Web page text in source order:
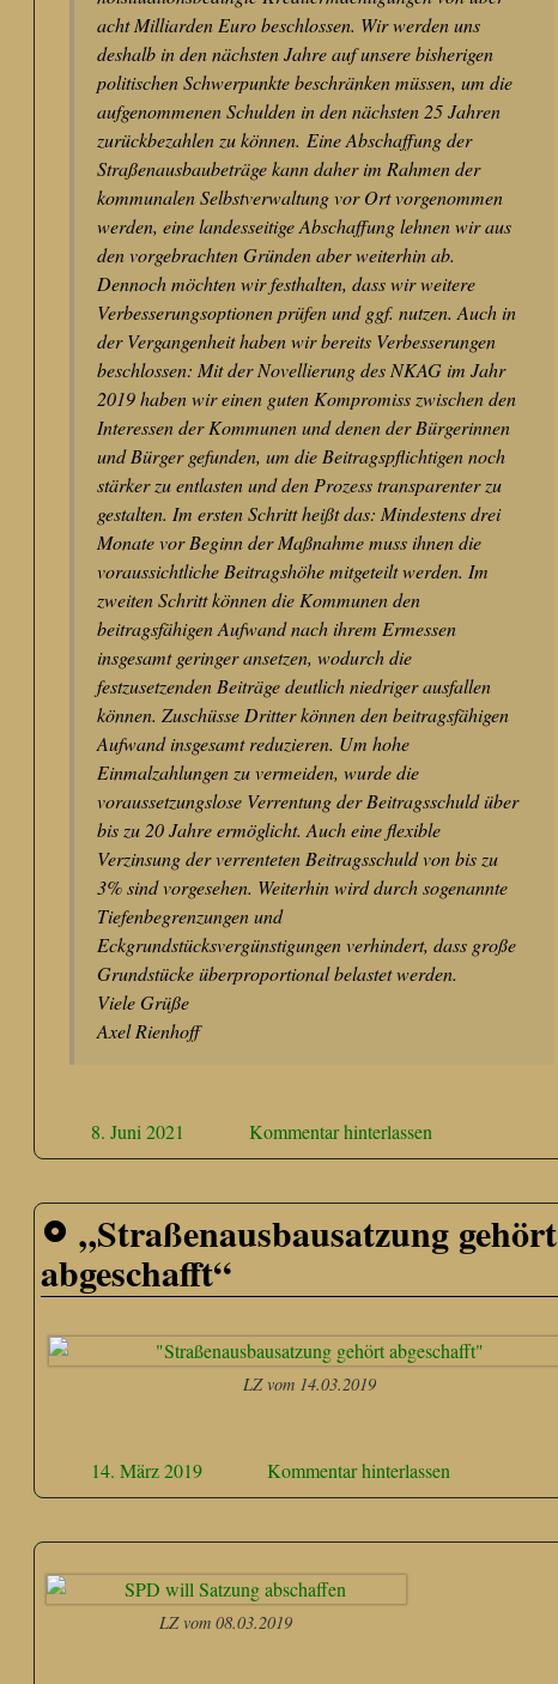
acht Milliarden Euro beschlossen. Wir werden uns
deshalb in den nächsten Jahre auf unsere bisherigen
politischen Schwerpunkte beschränken müssen, um die
aufgenommenen Schulden in den nächsten 25 Jahren
zurückbezahlen zu können. Eine Abschaffung der
Straßenausbaubeträge kann daher im Rahmen der
kommunalen Selbstverwaltung vor Ort vorgenommen
werden, eine landesseitige Abschaffung lehnen wir aus
den vorgebrachten Gründen aber weiterhin ab.
Dennoch möchten wir festhalten, dass wir weitere
Verbesserungsoptionen prüfen und ggf. nutzen. Auch in
der Vergangenheit haben wir bereits Verbesserungen
beschlossen: Mit der Novellierung des NKAG im Jahr
2019 haben wir einen guten Kompromiss zwischen den
Interessen der Kommunen und denen der Bürgerinnen
und Bürger gefunden, um die Beitragspflichtigen noch
stärker zu entlasten und den Prozess transparenter zu
gestalten. Im ersten Schritt heißt das: Mindestens drei
Monate vor Beginn der Maßnahme muss ihnen die
voraussichtliche Beitragshöhe mitgeteilt werden. Im
zweiten Schritt können die Kommunen den
beitragsfähigen Aufwand nach ihrem Ermessen
insgesamt geringer ansetzen, wodurch die
festzusetzenden Beiträge deutlich niedriger ausfallen
können. Zuschüsse Dritter können den beitragsfähigen
Aufwand insgesamt reduzieren. Um hohe
Einmalzahlungen zu vermeiden, wurde die
voraussetzungslose Verrentung der Beitragsschuld über
bis zu 20 Jahre ermöglicht. Auch eine flexible
Verzinsung der verrenteten Beitragsschuld von bis zu
3% sind vorgesehen. Weiterhin wird durch sogenannte
Tiefenbegrenzungen und
Eckgrundstücksvergünstigungen verhindert, dass große
Grundstücke überproportional belastet werden.
Viele Grüße
Axel Rienhoff
8. Juni 2021 Kommentar hinterlassen
„Straßenausbausatzung gehört
abgeschafft“
LZ vom 14.03.2019
14. März 2019 Kommentar hinterlassen
LZ vom 08.03.2019